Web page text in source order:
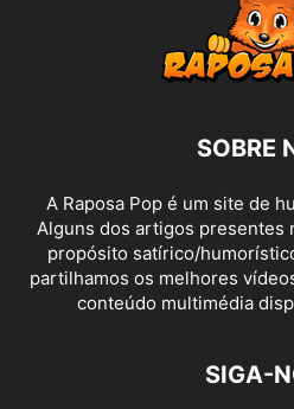
SOBRE
A Raposa Pop é um site de
Alguns dos artigos presentes
propósito satírico/
partilhamos os melhores
conteúdo multimédia
SIGA-